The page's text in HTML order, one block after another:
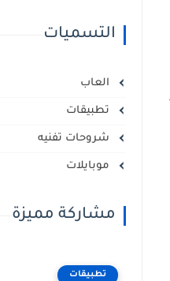
التسميات
العاب
تطبيقات
شروحات تفنيه
موبايلات
مشاركة مميزة
تطبيقات